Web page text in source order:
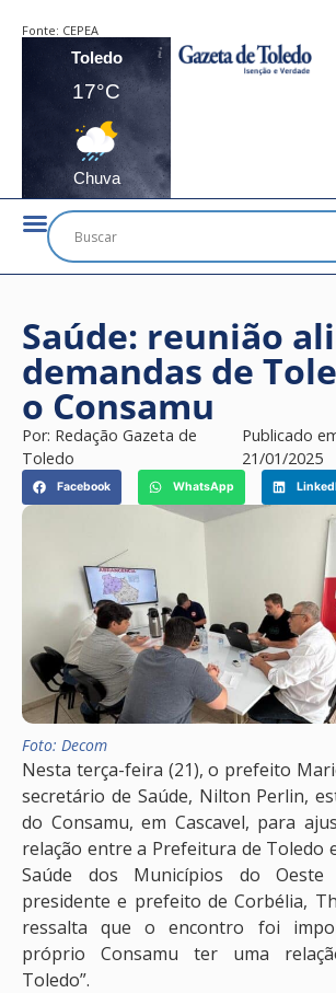
Fonte: CEPEA
Toledo
17°C
Chuva
Saúde: reunião
demandas de
o Consamu
Por: Redação Gazeta de
Toledo
Publicado
21/01/2025
Facebook WhatsApp
Foto: Decom
Nesta terça-feira (21), o prefeito
secretário de Saúde, Nilton Perlin,
do Consamu, em Cascavel, para
relação entre a Prefeitura de Toledo
Saúde dos Municípios do
presidente e prefeito de Corbélia,
ressalta que o encontro foi
próprio Consamu ter uma
Toledo”.